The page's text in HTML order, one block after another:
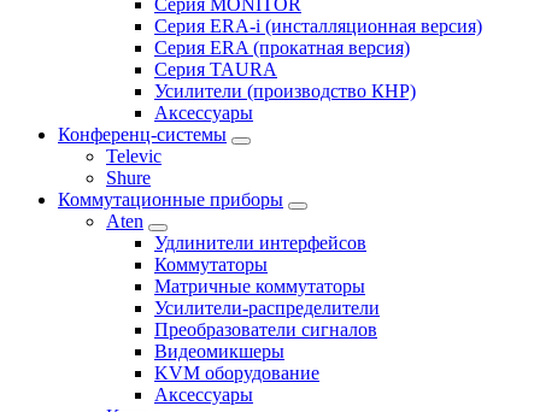
Серия MONITOR
Серия ERA-i (инсталляционная версия)
Серия ERA (прокатная версия)
Серия TAURA
Усилители (производство КНР)
Аксессуары
Конференц-системы
Televic
Shure
Коммутационные приборы
Aten
Удлинители интерфейсов
Коммутаторы
Матричные коммутаторы
Усилители-распределители
Преобразователи сигналов
Видеомикшеры
KVM оборудование
Аксессуары